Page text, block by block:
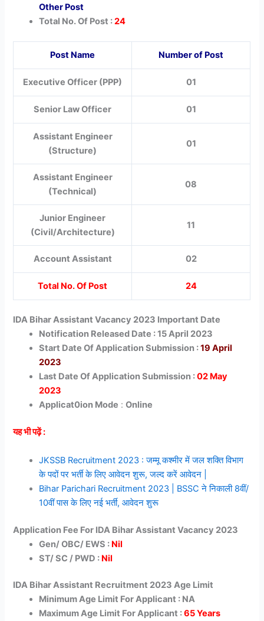
Other Post
Total No. Of Post :24
Post Name Number of Post
Executive Officer (PPP) 01
Senior Law Officer 01
Assistant Engineer
(Structure)
01
Assistant Engineer
(Technical)
08
Junior Engineer
(Civil/Architecture)
11
Account Assistant 02
Total No. Of Post 24
IDA Bihar Assistant Vacancy 2023 Important Date
Notification Released Date : 15 April 2023
Start Date Of Application Submission :19 April
2023
Last Date Of Application Submission :02 May
2023
Applicat0ion Mode :Online
यह भी पढ़ें :
JKSSB Recruitment 2023 : जम्मू कश्मीर में जल शक्ति विभाग
के पदों पर भर्ती के लिए आवेदन शुरू, जल्द करें आवेदन |
Bihar Parichari Recruitment 2023 | BSSC ने निकाली 8वीं/
10वीं पास के लिए नई भर्ती, आवेदन शुरू
Application Fee For IDA Bihar Assistant Vacancy 2023
Gen/ OBC/ EWS : Nil
ST/ SC / PWD : Nil
IDA Bihar Assistant Recruitment 2023 Age Limit
Minimum Age Limit For Applicant : NA
Maximum Age Limit For Applicant :65 Years